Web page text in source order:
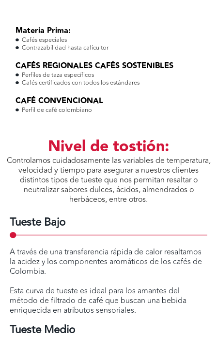
Materia Prima:
Cafés especiales
Contrazabilidad hasta caficultor
CAFÉS REGIONALES CAFÉS SOSTENIBLES
Perfiles de taza específicos
Cafés certificados con todos los estándares
CAFÉ CONVENCIONAL
Perfil de café colombiano
Nivel de tostión:
Controlamos cuidadosamente las variables de temperatura,
velocidad y tiempo para asegurar a nuestros clientes
distintos tipos de tueste que nos permitan resaltar o
neutralizar sabores dulces, ácidos, almendrados o
herbáceos, entre otros.
Tueste Bajo
A través de una transferencia rápida de calor resaltamos
la acidez y los componentes aromáticos de los cafés de
Colombia.
Esta curva de tueste es ideal para los amantes del
método de filtrado de café que buscan una bebida
enriquecida en atributos sensoriales.
Tueste Medio